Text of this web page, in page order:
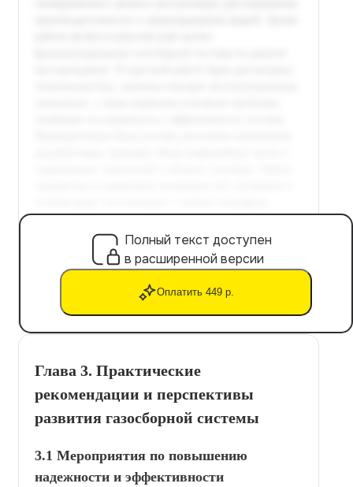
Полный текст доступен
в расширенной версии
Оплатить 449 р.
Глава 3. Практические
рекомендации и перспективы
развития газосборной системы
3.1 Мероприятия по повышению
надежности и эффективности